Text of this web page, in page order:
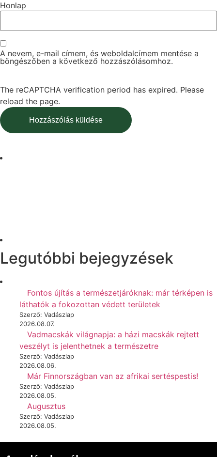
Honlap
A nevem, e-mail címem, és weboldalcímem mentése a
böngészőben a következő hozzászólásomhoz.
The reCAPTCHA verification period has expired. Please
reload the page.
Legutóbbi bejegyzések
Fontos újítás a természetjáróknak: már térképen is
láthatók a fokozottan védett területek
Szerző: Vadászlap
2026.08.07.
Vadmacskák világnapja: a házi macskák rejtett
veszélyt is jelenthetnek a természetre
Szerző: Vadászlap
2026.08.06.
Már Finnországban van az afrikai sertéspestis!
Szerző: Vadászlap
2026.08.05.
Augusztus
Szerző: Vadászlap
2026.08.05.